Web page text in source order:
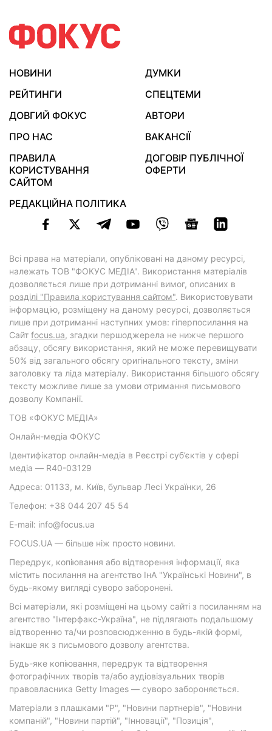
НОВИНИ
ДУМКИ
РЕЙТИНГИ
СПЕЦТЕМИ
ДОВГИЙ ФОКУС
АВТОРИ
ПРО НАС
ВАКАНСІЇ
ПРАВИЛА
КОРИСТУВАННЯ
САЙТОМ
ДОГОВІР ПУБЛІЧНОЇ
ОФЕРТИ
РЕДАКЦІЙНА ПОЛІТИКА
Всі права на матеріали, опубліковані на даному ресурсі,
належать ТОВ "ФОКУС МЕДІА". Використання матеріалів
дозволяється лише при дотриманні вимог, описаних в
розділі "Правила користування сайтом". Використовувати
інформацію, розміщену на даному ресурсі, дозволяється
лише при дотриманні наступних умов: гіперпосилання на
Cайт focus.ua, згадки першоджерела не нижче першого
абзацу, обсягу використання, який не може перевищувати
50% від загального обсягу оригінального тексту, зміни
заголовку та ліда матеріалу. Використання більшого обсягу
тексту можливе лише за умови отримання письмового
дозволу Компанії.
ТОВ «ФОКУС МЕДІА»
Онлайн-медіа ФОКУС
Ідентифікатор онлайн-медіа в Реєстрі суб’єктів у сфері
медіа — R40-03129
Адреса: 01133, м. Київ, бульвар Лесі Українки, 26
Телефон: +38 044 207 45 54
E-mail: info@focus.ua
FOCUS.UA — більше ніж просто новини.
Передрук, копіювання або відтворення інформації, яка
містить посилання на агентство ІнА "Українські Новини", в
будь-якому вигляді суворо заборонені.
Всі матеріали, які розміщені на цьому сайті з посиланням на
агентство "Інтерфакс-Україна", не підлягають подальшому
відтворенню та/чи розповсюдженню в будь-якій формі,
інакше як з письмового дозволу агентства.
Будь-яке копіювання, передрук та відтворення
фотографічних творів та/або аудіовізуальних творів
правовласника Getty Images — суворо забороняється.
Матеріали з плашками "Р", "Новини партнерів", "Новини
компаній", "Новини партій", "Інновації", "Позиція",